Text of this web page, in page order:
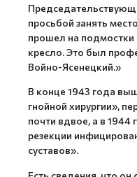
просьбой занять
прошел на
кресло. Это был
Войно-Ясенецкий.»
В конце 1943 года
гнойной хирургии»,
почти вдвое, а в 1944
резекции
суставов».